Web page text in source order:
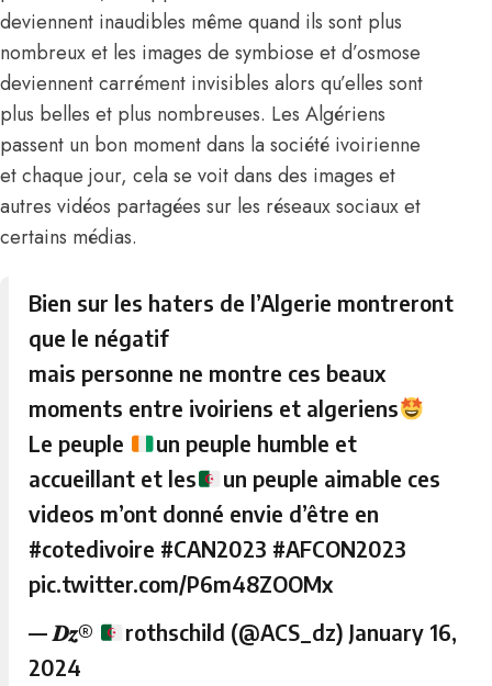
deviennent inaudibles même quand ils sont plus
nombreux et les images de symbiose et d’osmose
deviennent carrément invisibles alors qu’elles sont
plus belles et plus nombreuses. Les Algériens
passent un bon moment dans la société ivoirienne
et chaque jour, cela se voit dans des images et
autres vidéos partagées sur les réseaux sociaux et
certains médias.
Bien sur les haters de l’Algerie montreront
que le négatif
mais personne ne montre ces beaux
moments entre ivoiriens et algeriens
Le peuple
un peuple humble et
accueillant et les
un peuple aimable ces
videos m’ont donné envie d’être en
#cotedivoire #CAN2023 #AFCON2023
pic.twitter.com/P6m48ZOOMx
— 𝑫𝒛®
rothschild (@ACS_dz) January 16,
2024